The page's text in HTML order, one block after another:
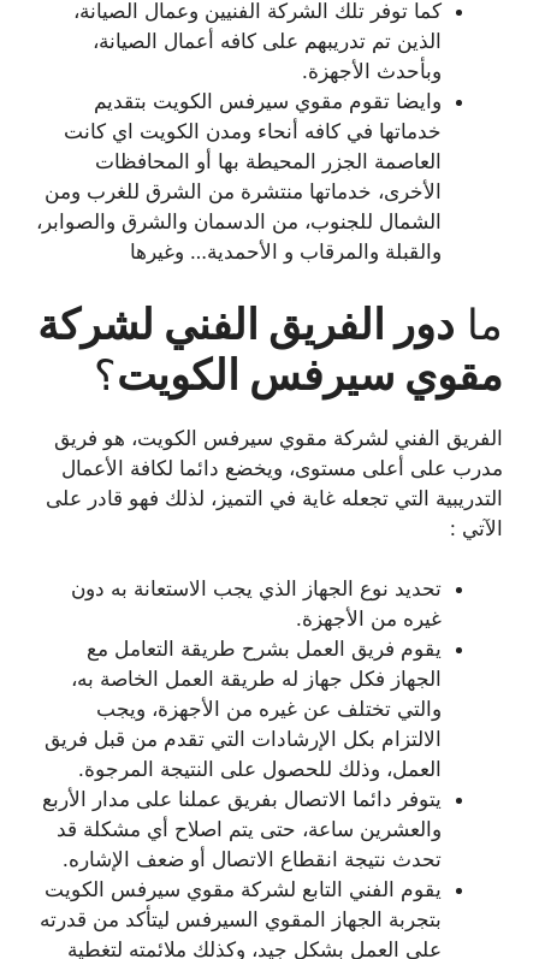
كما توفر تلك الشركة الفنيين وعمال الصيانة،
الذين تم تدريبهم على كافه أعمال الصيانة،
وبأحدث الأجهزة.
وايضا تقوم مقوي سيرفس الكويت بتقديم
خدماتها في كافه أنحاء ومدن الكويت اي كانت
العاصمة الجزر المحيطة بها أو المحافظات
الأخرى، خدماتها منتشرة من الشرق للغرب ومن
الشمال للجنوب، من الدسمان والشرق والصوابر،
والقبلة والمرقاب و الأحمدية… وغيرها
ما دور الفريق الفني لشركة
مقوي سيرفس الكويت؟
الفريق الفني لشركة مقوي سيرفس الكويت، هو فريق
مدرب على أعلى مستوى، ويخضع دائما لكافة الأعمال
التدريبية التي تجعله غاية في التميز، لذلك فهو قادر على
الآتي :
تحديد نوع الجهاز الذي يجب الاستعانة به دون
غيره من الأجهزة.
يقوم فريق العمل بشرح طريقة التعامل مع
الجهاز فكل جهاز له طريقة العمل الخاصة به،
والتي تختلف عن غيره من الأجهزة، ويجب
الالتزام بكل الإرشادات التي تقدم من قبل فريق
العمل، وذلك للحصول على النتيجة المرجوة.
يتوفر دائما الاتصال بفريق عملنا على مدار الأربع
والعشرين ساعة، حتى يتم اصلاح أي مشكلة قد
تحدث نتيجة انقطاع الاتصال أو ضعف الإشاره.
يقوم الفني التابع لشركة مقوي سيرفس الكويت
بتجربة الجهاز المقوي السيرفس ليتأكد من قدرته
على العمل بشكل جيد، وكذلك ملائمته لتغطية